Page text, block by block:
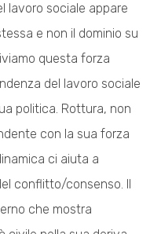
lavoro sociale appare
e non il dominio su
questa forza
del lavoro sociale
politica. Rottura, non
con la sua forza
ci aiuta a
conflitto/consenso. Il
che mostra